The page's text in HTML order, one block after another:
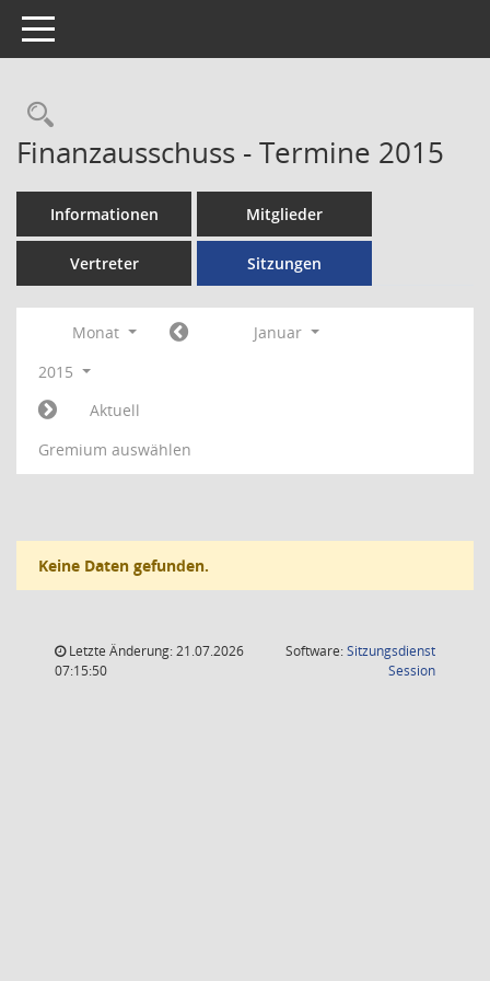
Toggle navigation
Rechercheauswahl
Finanzausschuss - Termine 2015
Informationen Mitglieder
Vertreter Sitzungen
Monat
Januar
2015
Aktuell
Gremium auswählen
Keine Daten gefunden.
Letzte Änderung: 21.07.2026
07:15:50
Software:Sitzungsdienst
Session(Wird in